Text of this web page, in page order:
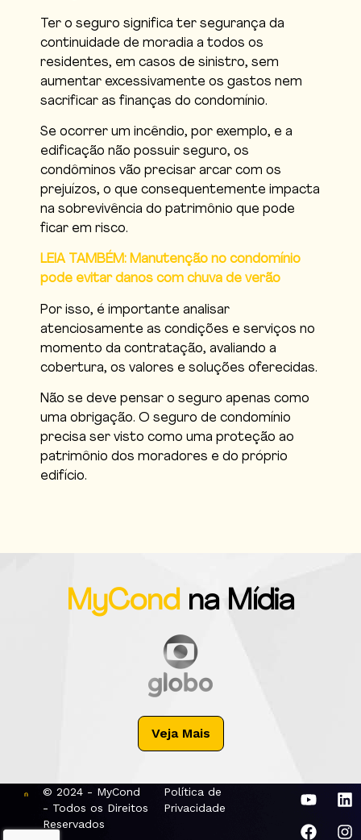
Ter o seguro significa ter segurança da
continuidade de moradia a todos os
residentes, em casos de sinistro, sem
aumentar excessivamente os gastos nem
sacrificar as finanças do condomínio.
Se ocorrer um incêndio, por exemplo, e a
edificação não possuir seguro, os
condôminos vão precisar arcar com os
prejuízos, o que consequentemente impacta
na sobrevivência do patrimônio que pode
ficar em risco.
LEIA TAMBÉM: Manutenção no condomínio
pode evitar danos com chuva de verão
Por isso, é importante analisar
atenciosamente as condições e serviços no
momento da contratação, avaliando a
cobertura, os valores e soluções oferecidas.
Não se deve pensar o seguro apenas como
uma obrigação. O seguro de condomínio
precisa ser visto como uma proteção ao
patrimônio dos moradores e do próprio
edifício.
MyCond na Mídia
Veja Mais
© 2024 - MyCond
- Todos os Direitos
Reservados
Política de
Privacidade